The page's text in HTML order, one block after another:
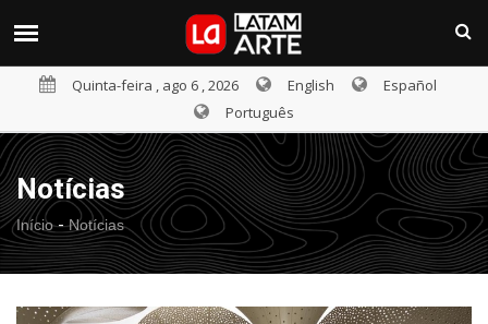
Quinta-feira , ago 6 , 2026 English
Español
Português
Notícias
Início- Notícias